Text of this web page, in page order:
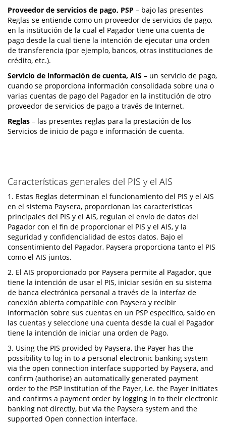
Proveedor de servicios de pago, PSP – bajo las presentes
Reglas se entiende como un proveedor de servicios de pago,
en la institución de la cual el Pagador tiene una cuenta de
pago desde la cual tiene la intención de ejecutar una orden
de transferencia (por ejemplo, bancos, otras instituciones de
crédito, etc.).
Servicio de información de cuenta, AIS – un servicio de pago,
cuando se proporciona información consolidada sobre una o
varias cuentas de pago del Pagador en la institución de otro
proveedor de servicios de pago a través de Internet.
Reglas – las presentes reglas para la prestación de los
Servicios de inicio de pago e información de cuenta.
Características generales del PIS y el AIS
1. Estas Reglas determinan el funcionamiento del PIS y el AIS
en el sistema Paysera, proporcionan las características
principales del PIS y el AIS, regulan el envío de datos del
Pagador con el fin de proporcionar el PIS y el AIS, y la
seguridad y confidencialidad de estos datos. Bajo el
consentimiento del Pagador, Paysera proporciona tanto el PIS
como el AIS juntos.
2. El AIS proporcionado por Paysera permite al Pagador, que
tiene la intención de usar el PIS, iniciar sesión en su sistema
de banca electrónica personal a través de la interfaz de
conexión abierta compatible con Paysera y recibir
información sobre sus cuentas en un PSP específico, saldo en
las cuentas y seleccione una cuenta desde la cual el Pagador
tiene la intención de iniciar una orden de Pago.
3. Using the PIS provided by Paysera, the Payer has the
possibility to log in to a personal electronic banking system
via the open connection interface supported by Paysera, and
confirm (authorise) an automatically generated payment
order to the PSP institution of the Payer, i.e. the Payer initiates
and confirms a payment order by logging in to their electronic
banking not directly, but via the Paysera system and the
supported Open connection interface.